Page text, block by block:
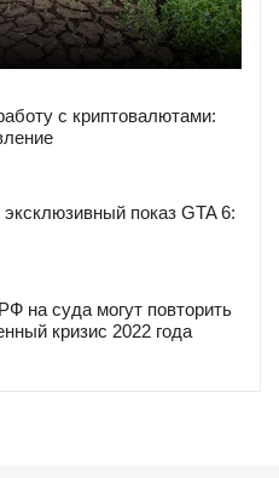
с криптовалютами:
показ GTA 6:
на суда могут повторить
кризис 2022 года